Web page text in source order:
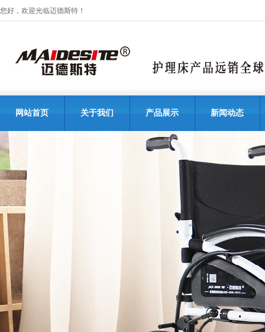
您好，欢迎光临迈德斯特！
网站首页 关于我们 产品展示 新闻动态